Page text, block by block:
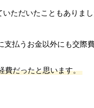
ただいたこともありまし
払うお金以外にも交際
費だったと思います。